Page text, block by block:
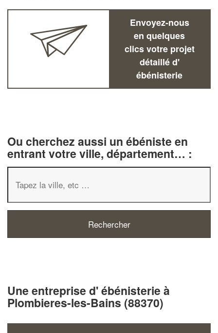
Envoyez-nous
en quelques
clics votre projet
détaillé d'
ébénisterie
Ou cherchez aussi un ébéniste en
entrant votre ville, département… :
Une entreprise d' ébénisterie à
Plombieres-les-Bains (88370)
Augmentez votrechiffre d'affaires
vosmargestout en gagnant de